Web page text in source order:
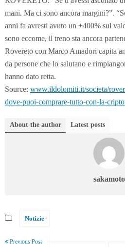
mani. Ma ci sono ancora margini?”.
anni fa avresti avuto un +400% sul
sono eccome, il treno sta ancora
Rovereto con Marco Amadori capita
da persone che lo salutano e
hanno dato retta.
Source: www.ildolomiti.it/societa/
dove-puoi-comprare-tutto-con-la-
About the author Latest posts
sakamoto
Notizie
Previous Post